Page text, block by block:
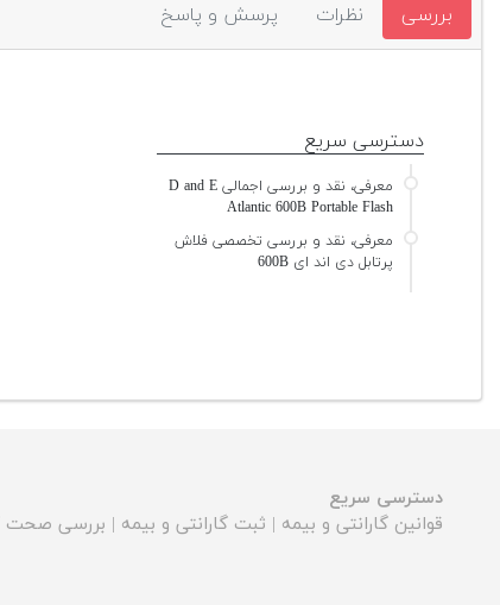
بررسی نظرات پرسش و پاسخ
دسترسی سریع
معرفی، نقد و بررسی اجمالی D and E
Atlantic 600B Portable Flash
معرفی، نقد و بررسی تخصصی فلاش
پرتابل دی اند ای 600B
دسترسی سریع
قوانین گارانتی و بیمه | ثبت گارانتی و بیمه | بررسی صحت